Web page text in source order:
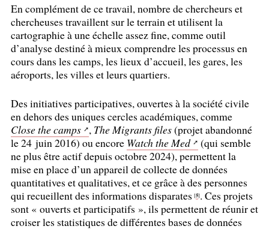
En complément de ce travail, nombre de chercheurs et
chercheuses travaillent sur le terrain et utilisent la
cartographie à une échelle assez fine, comme outil
d’analyse destiné à mieux comprendre les processus en
cours dans les camps, les lieux d’accueil, les gares, les
aéroports, les villes et leurs quartiers.
Des initiatives participatives, ouvertes à la société civile
en dehors des uniques cercles académiques, comme
Close the camps , The Migrants files(projet abandonné
le 24 juin 2016) ou encore Watch the Med
(qui semble
ne plus être actif depuis octobre 2024), permettent la
mise en place d’un appareil de collecte de données
quantitatives et qualitatives, et ce grâce à des personnes
qui recueillent des informations disparates [5]. Ces projets
sont « ouverts et participatifs », ils permettent de réunir et
croiser les statistiques de différentes bases de données